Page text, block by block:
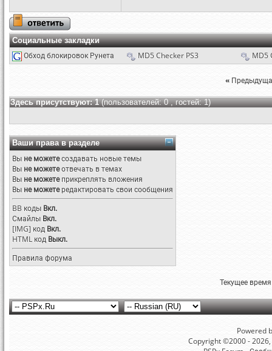
Социальные закладки
Обход блокировок Рунета MD5 Checker PS3 MD5
«
Здесь присутствуют: 1(пользователей: 0 , гостей: 1)
Ваши права в разделе
Вы не можетесоздавать новые темы
Вы не можетеотвечать в темах
Вы не можетеприкреплять вложения
Вы не можетередактировать свои сообщения
BB коды Вкл.
Смайлы Вкл.
[IMG] код Вкл.
HTML код Выкл.
Правила форума
Текущее
Powered
Copyright ©2000 -